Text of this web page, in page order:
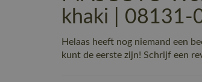
khaki | 08131-
Helaas heeft nog niemand een
kunt de eerste zijn! Schrijf een